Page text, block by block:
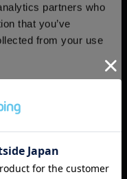
partners who
that you’ve
from your use
スターハンタース
～運命の双竜～